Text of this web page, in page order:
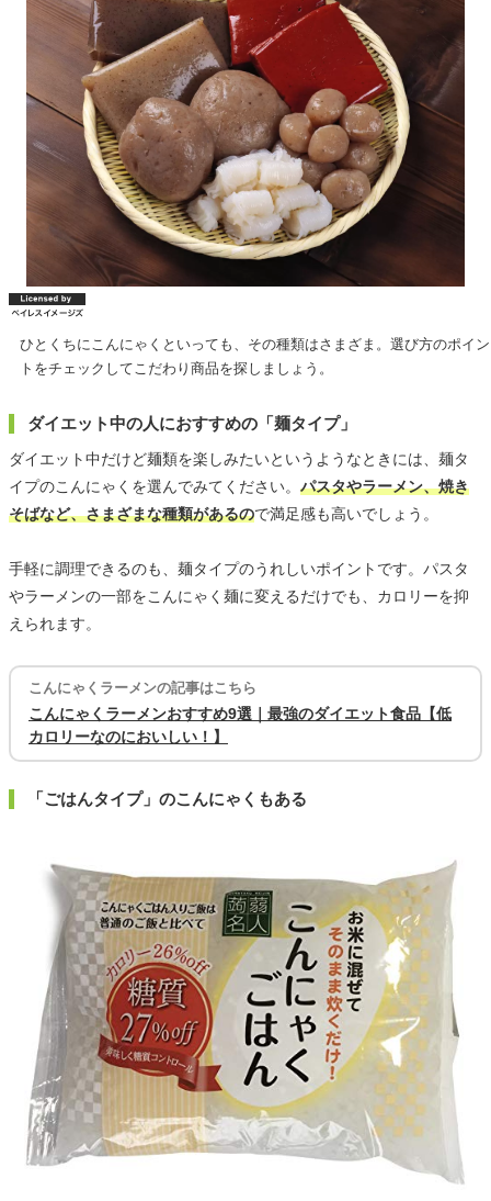
ひとくちにこんにゃくといっても、その種類はさまざま。選び方のポイン
トをチェックしてこだわり商品を探しましょう。
ダイエット中の人におすすめの「麺タイプ」
ダイエット中だけど麺類を楽しみたいというようなときには、麺タ
イプのこんにゃくを選んでみてください。 パスタやラーメン、焼き
そばなど、さまざまな種類があるので満足感も高いでしょう。
手軽に調理できるのも、麺タイプのうれしいポイントです。パスタ
やラーメンの一部をこんにゃく麺に変えるだけでも、カロリーを抑
えられます。
こんにゃくラーメンの記事はこちら
こんにゃくラーメンおすすめ9選｜最強のダイエット食品【低
カロリーなのにおいしい！】
「ごはんタイプ」のこんにゃくもある